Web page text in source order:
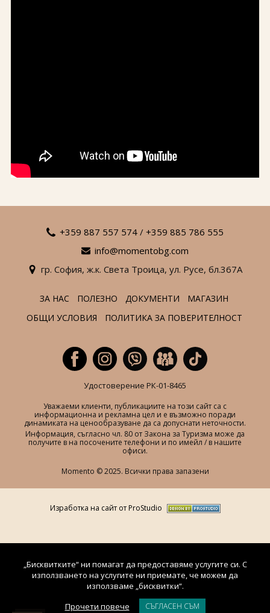
+359 887 557 574 / +359 885 786 555
info@momentobg.com
гр. София, ж.к. Света Троица, ул. Русе, бл.367А
ЗА НАС ПОЛЕЗНО ДОКУМЕНТИ
МАГАЗИН
ОБЩИ УСЛОВИЯ
ПОЛИТИКА ЗА ПОВЕРИТЕЛНОСТ
Удостоверение РК-01-8465
Уважаеми клиенти, публикациите на този сайт са с
информационна и рекламна цел и е възможно поради
динамиката на ценообразуване да са допуснати неточности.
Информация, съгласно чл. 80 от Закона за Туризма може да
получите в на посочените телефони и по имейл / в нашите
офиси.
Momento © 2025. Всички права запазени
Изработка на сайт от ProStudio
„Бисквитките“ ни помагат да предоставяме услугите си. С
използването на услугите ни приемате, че можем да
използваме „бисквитки“.
Прочети повече
СЪГЛАСЕН СЪМ